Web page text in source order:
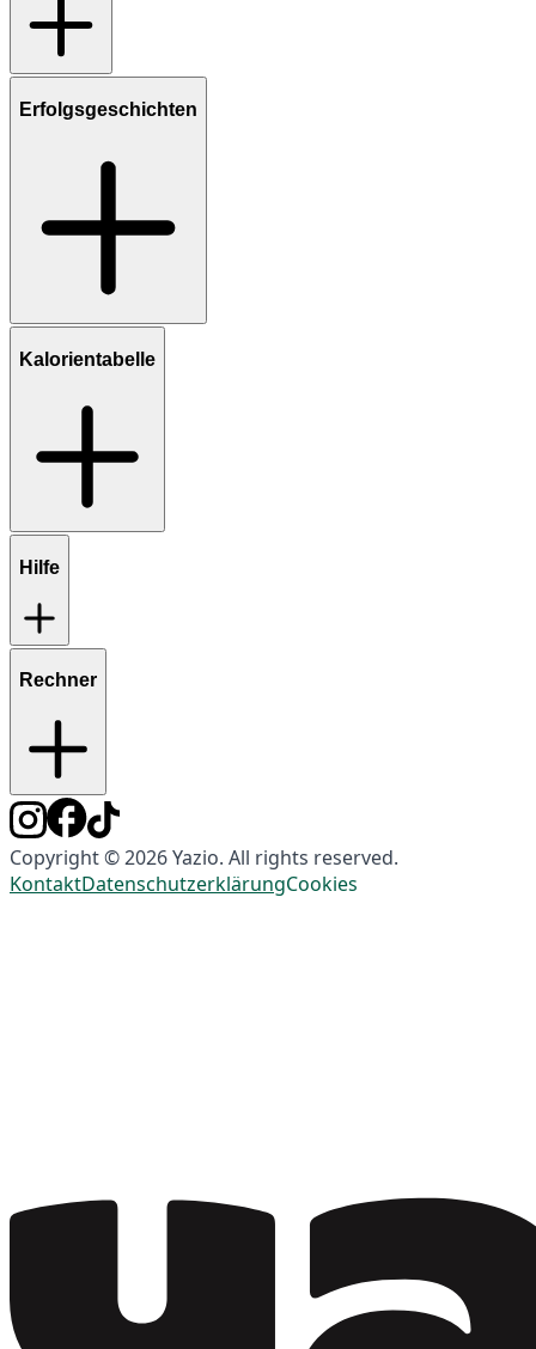
Erfolgsgeschichten
Kalorientabelle
Hilfe
Rechner
Copyright © 2026 Yazio. All rights reserved.
KontaktDatenschutzerklärungCookies